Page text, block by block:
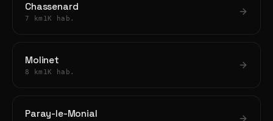
Chassenard
7 km 1K hab.
Molinet
8 km 1K hab.
Paray-le-Monial